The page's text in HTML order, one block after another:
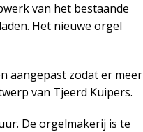
van het bestaande
Het nieuwe orgel
aangepast zodat er meer
van Tjeerd Kuipers.
De orgelmakerij is te